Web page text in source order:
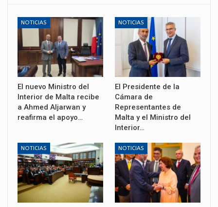
NOTICIAS
El nuevo Ministro del
Interior de Malta recibe
a Ahmed Aljarwan y
reafirma el apoyo…
NOTICIAS
El Presidente de la
Cámara de
Representantes de
Malta y el Ministro del
Interior…
NOTICIAS NOTICIAS